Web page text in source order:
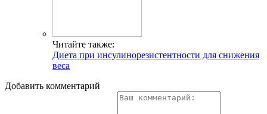
Читайте также:
Диета при инсулинорезистентности для снижения
веса
Добавить комментарий